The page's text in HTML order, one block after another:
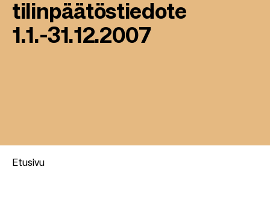
tilinpäätöstiedote
1.1.-31.12.2007
Etusivu